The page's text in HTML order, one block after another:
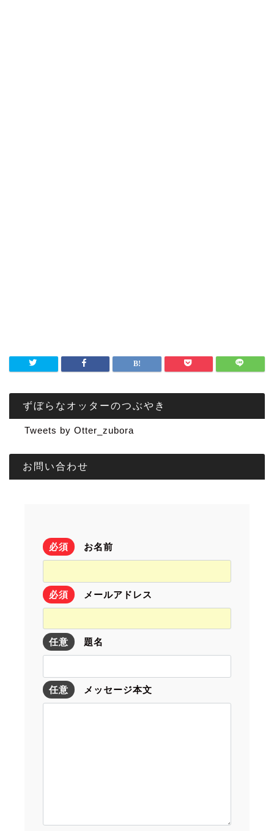
ずぼらなオッターのつぶやき
Tweets by Otter_zubora
お問い合わせ
必須 お名前
必須 メールアドレス
任意 題名
任意 メッセージ本文